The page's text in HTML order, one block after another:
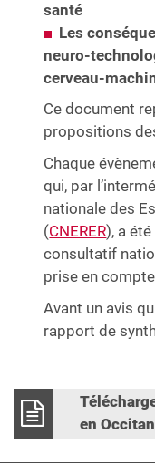
santé
Les
neuro-
cerveau-
Ce document
propositions
Chaque
qui, par
nationale des
(CNERER), a
consultatif
prise en
Avant un avis
rapport de
en